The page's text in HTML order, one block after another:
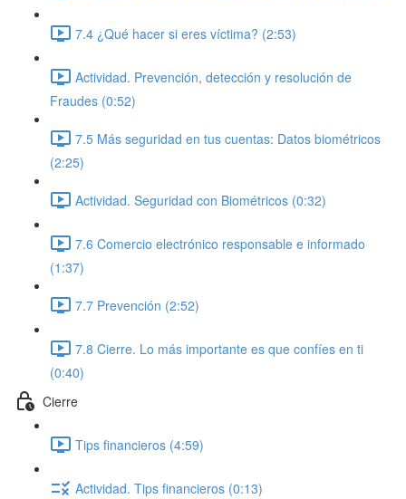
7.4 ¿Qué hacer si eres víctima? (2:53)
Actividad. Prevención, detección y resolución de
Fraudes (0:52)
7.5 Más seguridad en tus cuentas: Datos biométricos
(2:25)
Actividad. Seguridad con Biométricos (0:32)
7.6 Comercio electrónico responsable e informado
(1:37)
7.7 Prevención (2:52)
7.8 Cierre. Lo más importante es que confíes en ti
(0:40)
Cierre
Tips financieros (4:59)
Actividad. Tips financieros (0:13)